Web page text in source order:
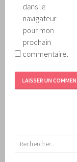
dans le
navigateur
pour mon
prochain
commentaire.
Rechercher :